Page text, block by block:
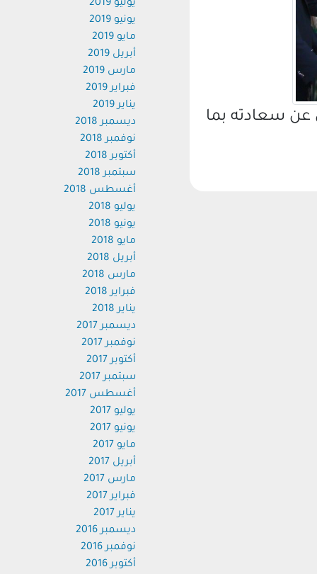
سعادته بما
يوليو 2019
يونيو 2019
مايو 2019
أبريل 2019
مارس 2019
فبراير 2019
يناير 2019
ديسمبر 2018
نوفمبر 2018
أكتوبر 2018
سبتمبر 2018
أغسطس 2018
يوليو 2018
يونيو 2018
مايو 2018
أبريل 2018
مارس 2018
فبراير 2018
يناير 2018
ديسمبر 2017
نوفمبر 2017
أكتوبر 2017
سبتمبر 2017
أغسطس 2017
يوليو 2017
يونيو 2017
مايو 2017
أبريل 2017
مارس 2017
فبراير 2017
يناير 2017
ديسمبر 2016
نوفمبر 2016
أكتوبر 2016